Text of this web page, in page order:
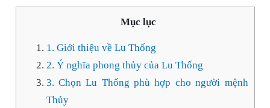
Mục lục
1. Giới thiệu về Lu Thống
2. Ý nghĩa phong thủy của Lu Thống
3. Chọn Lu Thống phù hợp cho người mệnh
Thủy